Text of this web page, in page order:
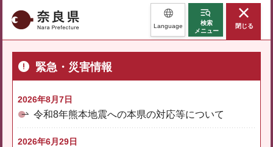
奈良県 Language
検索
メニュー
閉じる
緊急・災害情報
2026年8月7日
令和8年熊本地震への本県の対応等について
2026年6月29日